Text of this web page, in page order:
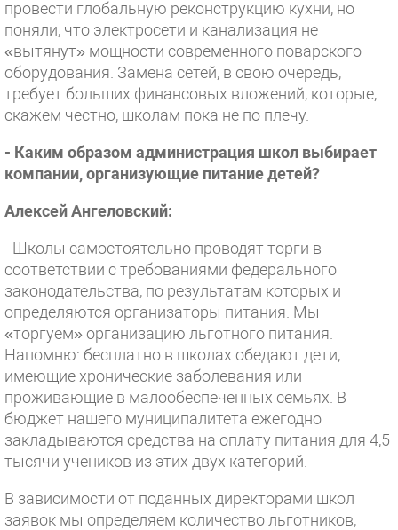
провести глобальную реконструкцию кухни, но
поняли, что электросети и канализация не
«вытянут» мощности современного поварского
оборудования. Замена сетей, в свою очередь,
требует больших финансовых вложений, которые,
скажем честно, школам пока не по плечу.
- Каким образом администрация школ выбирает
компании, организующие питание детей?
Алексей Ангеловский:
- Школы самостоятельно проводят торги в
соответствии с требованиями федерального
законодательства, по результатам которых и
определяются организаторы питания. Мы
«торгуем» организацию льготного питания.
Напомню: бесплатно в школах обедают дети,
имеющие хронические заболевания или
проживающие в малообеспеченных семьях. В
бюджет нашего муниципалитета ежегодно
закладываются средства на оплату питания для 4,5
тысячи учеников из этих двух категорий.
В зависимости от поданных директорами школ
заявок мы определяем количество льготников,